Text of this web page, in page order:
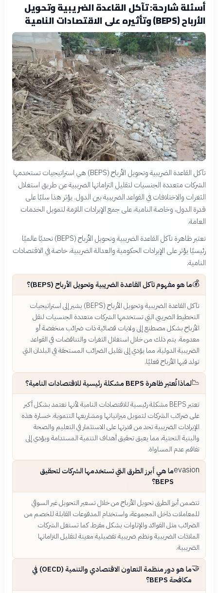
أسئلة شارحة: تآكل القاعدة الضريبية وتحويل
الأرباح (BEPS) وتأثيره على الاقتصادات النامية
تآكل القاعدة الضريبية وتحويل الأرباح (BEPS) هي استراتيجيات تستخدمها
الشركات متعددة الجنسيات لتقليل التزاماتها الضريبية عن طريق استغلال
الثغرات والاختلافات في القواعد الضريبية بين الدول. يؤثر هذا سلبًا على
قدرة الدول، وخاصة النامية، على جمع الإيرادات اللازمة لتمويل الخدمات
العامة.
تعتبر ظاهرة تآكل القاعدة الضريبية وتحويل الأرباح (BEPS) تحديًا عالميًا
رئيسيًا يؤثر على الإيرادات الحكومية والعدالة الضريبية، خاصة في الاقتصادات
النامية.
💰ما هو مفهوم تآكل القاعدة الضريبية وتحويل الأرباح (BEPS)؟
تآكل القاعدة الضريبية وتحويل الأرباح (BEPS) يشير إلى استراتيجيات
التخطيط الضريبي التي تستخدمها الشركات متعددة الجنسيات لنقل
الأرباح بشكل مصطنع إلى ولايات قضائية ذات ضرائب منخفضة أو
معدومة. يتم ذلك من خلال استغلال الثغرات والتناقضات في القواعد
الضريبية الدولية، مما يؤدي إلى تقليل الضرائب المستحقة في البلدان التي
تولد فيها الأرباح فعليًا.
📉لماذا تُعتبر ظاهرة BEPS مشكلة رئيسية للاقتصادات النامية؟
تعتبر BEPS مشكلة رئيسية للاقتصادات النامية لأنها تعتمد بشكل أكبر
على ضرائب الشركات لتمويل ميزانياتها ومشاريعها التنموية. خسارة هذه
الإيرادات الضريبية تحد من قدرتها على الاستثمار في التعليم والصحة
والبنية التحتية، مما يعيق تحقيق أهداف التنمية المستدامة ويؤدي إلى
تفاقم عدم المساواة.
evasionما هي أبرز الطرق التي تستخدمها الشركات لتحقيق
BEPS؟
تتضمن أبرز الطرق تحويل الأرباح من خلال تسعير التحويل غير السوقي
للمعاملات داخل المجموعة، واستخدام المدفوعات القابلة للخصم من
الضرائب مثل الفوائد والإتاوات بشكل مفرط. كما تستغل الشركات
الملاذات الضريبية ونظم ضريبية تفضيلية معينة لتقليل التزاماتها
الضريبية.
🤝
ما هو دور منظمة التعاون الاقتصادي والتنمية (OECD) في
مكافحة BEPS؟